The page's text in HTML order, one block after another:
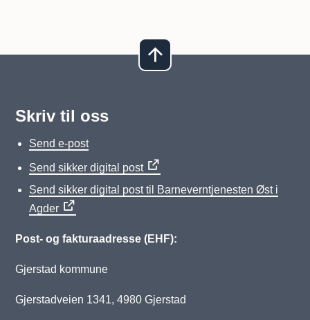
Skriv til oss
Send e-post
Send sikker digital post
Send sikker digital post til Barneverntjenesten Øst i
Agder
Post- og fakturaadresse (EHF):
Gjerstad kommune
Gjerstadveien 1341, 4980 Gjerstad